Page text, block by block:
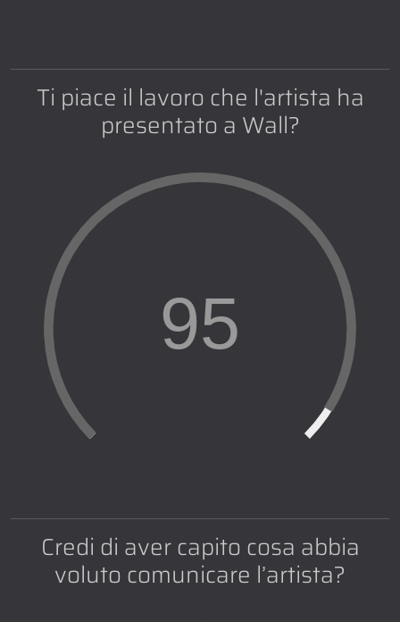
Ti piace il lavoro che l'artista ha
presentato a Wall?
95
Credi di aver capito cosa abbia
voluto comunicare l’artista?